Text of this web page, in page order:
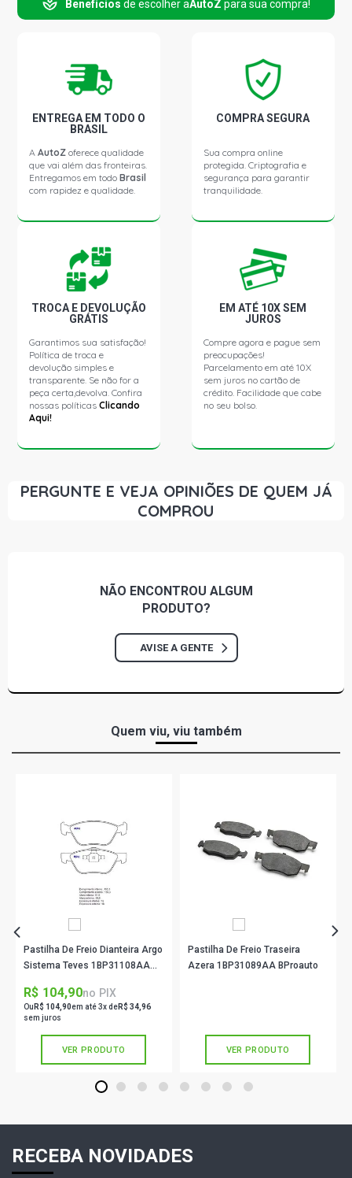
HILUX SW4 SUV 2.7 16V 2TR-FE L4 FLEX (2009 - 2016)
HILUX SRV D4D SUV 3.0 16V DIESEL (2009 - 2015)
LANDCRUISER PRADO SUV 3.0 16V DIESEL (2009 - 2012)
HILUX SW4 SUV 3.0 24V V6 GASOLINA (2009 - 2001)
Benefícios de escolher aAutoZ para sua compra!
ENTREGA EM TODO O
BRASIL
AAutoZ oferece qualidade
que vai além das fronteiras.
Entregamos em todoBrasil
com rapidez e qualidade.
COMPRA SEGURA
Sua compra online
protegida. Criptografia e
segurança para garantir
tranquilidade.
TROCA E DEVOLUÇÃO
GRÁTIS
Garantimos sua satisfação!
Política de troca e
devolução simples e
transparente. Se não for a
peça certa,devolva. Confira
nossas políticasClicando
Aqui!
EM ATÉ 10X SEM
JUROS
Compre agora e pague sem
preocupações!
Parcelamento em até 10X
sem juros no cartão de
crédito. Facilidade que cabe
no seu bolso.
PERGUNTE E VEJA OPINIÕES DE QUEM JÁ
COMPROU
NÃO ENCONTROU ALGUM
PRODUTO?
AVISE A GENTE
Quem viu, viu também
Pastilha De Freio Dianteira Argo
Sistema Teves 1BP31108AA
R$ 104,90no PIX
Ou R$ 104,90em até 3x deR$ 34,96
sem juros
VER PRODUTO
Pastilha De Freio Traseira
Azera 1BP31089AA BProauto
VER PRODUTO
1 2 3 4 5 6 7 8
RECEBA NOVIDADES